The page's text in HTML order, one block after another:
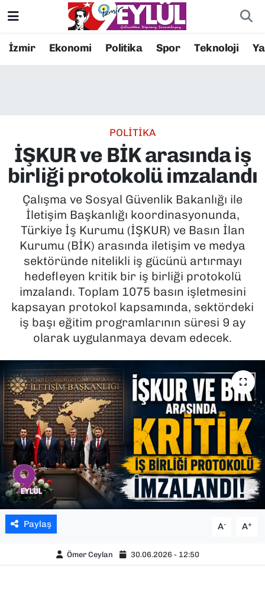
İzmir Ekonomi Politika Spor Teknoloji
POLİTİKA
İŞKUR ve BİK arasında iş
birliği protokolü imzalandı
Çalışma ve Sosyal Güvenlik Bakanlığı ile
İletişim Başkanlığı koordinasyonunda,
Türkiye İş Kurumu (İŞKUR) ve Basın İlan
Kurumu (BİK) arasında iletişim ve medya
sektöründe nitelikli iş gücünü artırmayı
hedefleyen kritik bir iş birliği protokolü
imzalandı. Toplam 1075 basın işletmesini
kapsayan protokol kapsamında, sektördeki
iş başı eğitim programlarının süresi 9 ay
olarak uygulanmaya devam edecek.
Paylaş A- A+
Ömer Ceylan 30.06.2026 - 12:50
Resmi İlanlar
EKONOMİ
KÜLTÜR SANAT
MAGAZİN
POLİTİKA
SAĞLIK
SPOR
TEKNOLOJİ
YAŞAM
YEREL YÖNETİMLER
Konak Nöbetçi Eczaneler
Süper Lig Puan Durumu ve Fikstür
Tüm Manşetler
Son Dakika Haberleri
Haber Arşivi